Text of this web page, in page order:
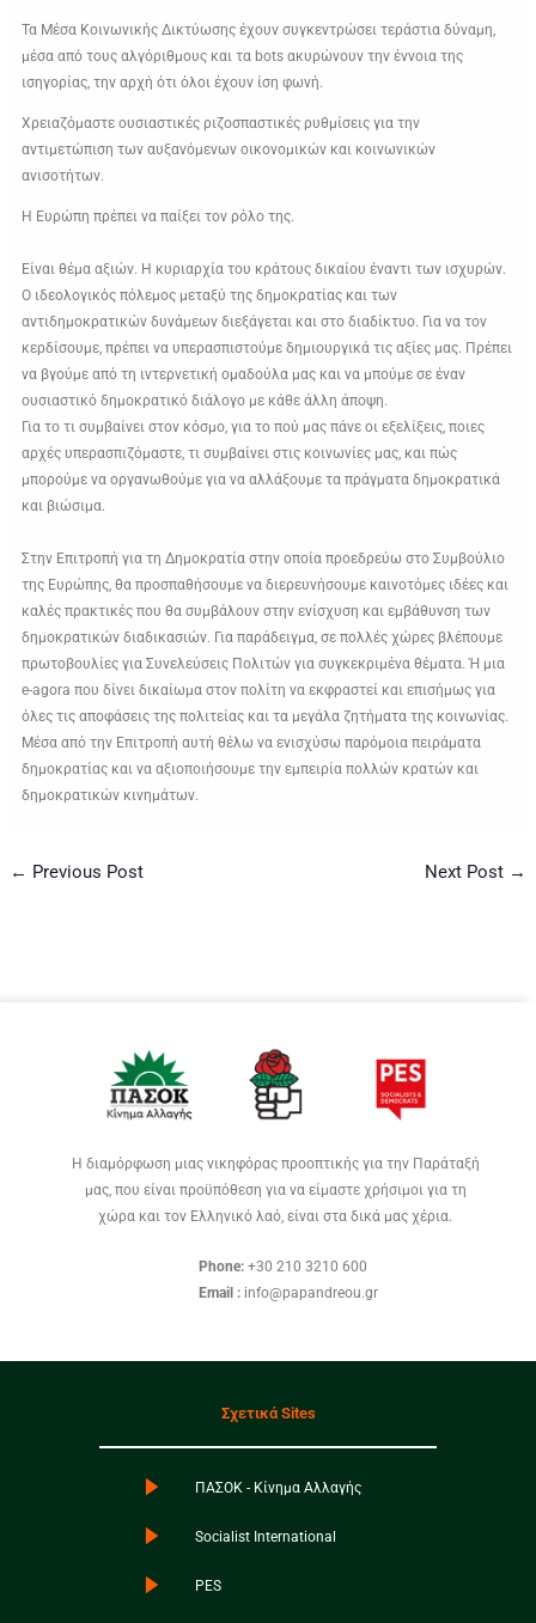
Τα Μέσα Κοινωνικής Δικτύωσης έχουν συγκεντρώσει τεράστια δύναμη,
μέσα από τους αλγόριθμους και τα bots ακυρώνουν την έννοια της
ισηγορίας, την αρχή ότι όλοι έχουν ίση φωνή.
Χρειαζόμαστε ουσιαστικές ριζοσπαστικές ρυθμίσεις για την
αντιμετώπιση των αυξανόμενων οικονομικών και κοινωνικών
ανισοτήτων.
Η Ευρώπη πρέπει να παίξει τον ρόλο της.
Είναι θέμα αξιών. Η κυριαρχία του κράτους δικαίου έναντι των ισχυρών.
Ο ιδεολογικός πόλεμος μεταξύ της δημοκρατίας και των
αντιδημοκρατικών δυνάμεων διεξάγεται και στο διαδίκτυο. Για να τον
κερδίσουμε, πρέπει να υπερασπιστούμε δημιουργικά τις αξίες μας. Πρέπει
να βγούμε από τη ιντερνετική ομαδούλα μας και να μπούμε σε έναν
ουσιαστικό δημοκρατικό διάλογο με κάθε άλλη άποψη.
Για το τι συμβαίνει στον κόσμο, για το πού μας πάνε οι εξελίξεις, ποιες
αρχές υπερασπιζόμαστε, τι συμβαίνει στις κοινωνίες μας, και πώς
μπορούμε να οργανωθούμε για να αλλάξουμε τα πράγματα δημοκρατικά
και βιώσιμα.
Στην Επιτροπή για τη Δημοκρατία στην οποία προεδρεύω στο Συμβούλιο
της Ευρώπης, θα προσπαθήσουμε να διερευνήσουμε καινοτόμες ιδέες και
καλές πρακτικές που θα συμβάλουν στην ενίσχυση και εμβάθυνση των
δημοκρατικών διαδικασιών. Για παράδειγμα, σε πολλές χώρες βλέπουμε
πρωτοβουλίες για Συνελεύσεις Πολιτών για συγκεκριμένα θέματα. Ή μια
e-agora που δίνει δικαίωμα στον πολίτη να εκφραστεί και επισήμως για
όλες τις αποφάσεις της πολιτείας και τα μεγάλα ζητήματα της κοινωνίας.
Μέσα από την Επιτροπή αυτή θέλω να ενισχύσω παρόμοια πειράματα
δημοκρατίας και να αξιοποιήσουμε την εμπειρία πολλών κρατών και
δημοκρατικών κινημάτων.
← Previous Post Next Post →
Η διαμόρφωση μιας νικηφόρας προοπτικής για την Παράταξή
μας, που είναι προϋπόθεση για να είμαστε χρήσιμοι για τη
χώρα και τον Ελληνικό λαό, είναι στα δικά μας χέρια.
Phone: +30 210 3210 600
Email : info@papandreou.gr
Σχετικά Sites
ΠΑΣΟΚ - Κίνημα Αλλαγής
Socialist International
PES